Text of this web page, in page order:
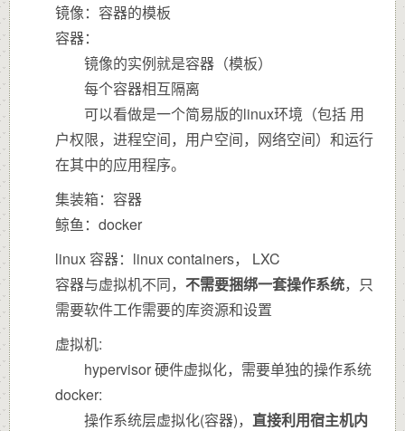
镜像：容器的模板
容器：
镜像的实例就是容器（模板）
每个容器相互隔离
可以看做是一个简易版的linux环境（包括 用
户权限，进程空间，用户空间，网络空间）和运行
在其中的应用程序。
集装箱：容器
鲸鱼：docker
linux 容器：linux containers， LXC
容器与虚拟机不同， 不需要捆绑一套操作系统，只
需要软件工作需要的库资源和设置
虚拟机:
hypervisor 硬件虚拟化，需要单独的操作系统
docker:
操作系统层虚拟化(容器)， 直接利用宿主机内